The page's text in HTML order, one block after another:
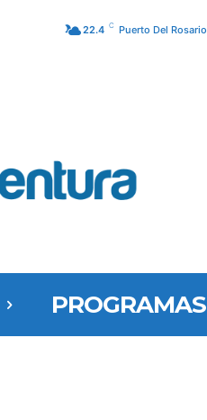
22.4 C Puerto Del Rosario
PROGRAMAS